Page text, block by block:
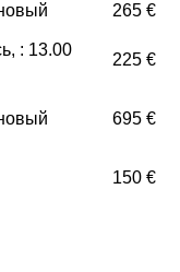
265 €
: 13.00
225 €
695 €
150 €